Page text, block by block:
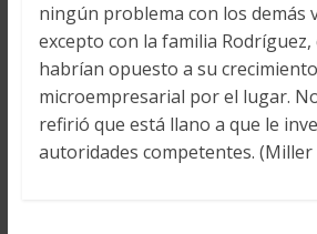
ningún problema con los demás
excepto con la familia Rodríguez,
habrían opuesto a su crecimiento
microempresarial por el lugar.
refirió que está llano a que le
autoridades competentes.